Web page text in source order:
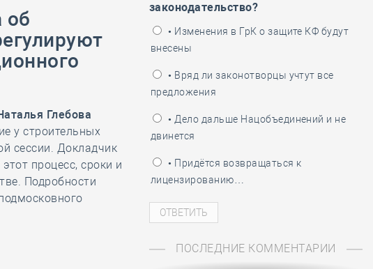
28 мая
об
Глебова
у строительных
сессии. Докладчик
процесс, сроки и
Подробности
законодательство?
• Изменения в ГрК о защите КФ будут
внесены
• Вряд ли законотворцы учтут все
предложения
• Дело дальше Нацобъединений и не
двинется
• Придётся возвращаться к
лицензированию…
ПОСЛЕДНИЕ КОММЕНТАРИИ